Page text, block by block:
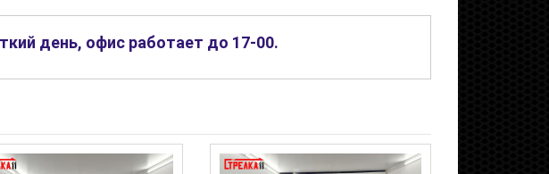
день, офис работает до 17-00.